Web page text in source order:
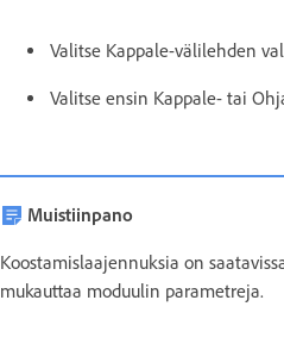
Valitse Kappale-välilehden
Valitse ensin Kappale- tai
Muistiinpano
Koostamislaajennuksia on
mukauttaa moduulin parametreja.